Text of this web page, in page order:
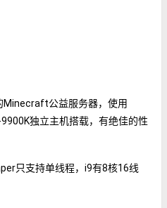
Minecraft公益服务器，使用
独立主机搭载，有绝佳的性
只支持单线程，i9有8核16线